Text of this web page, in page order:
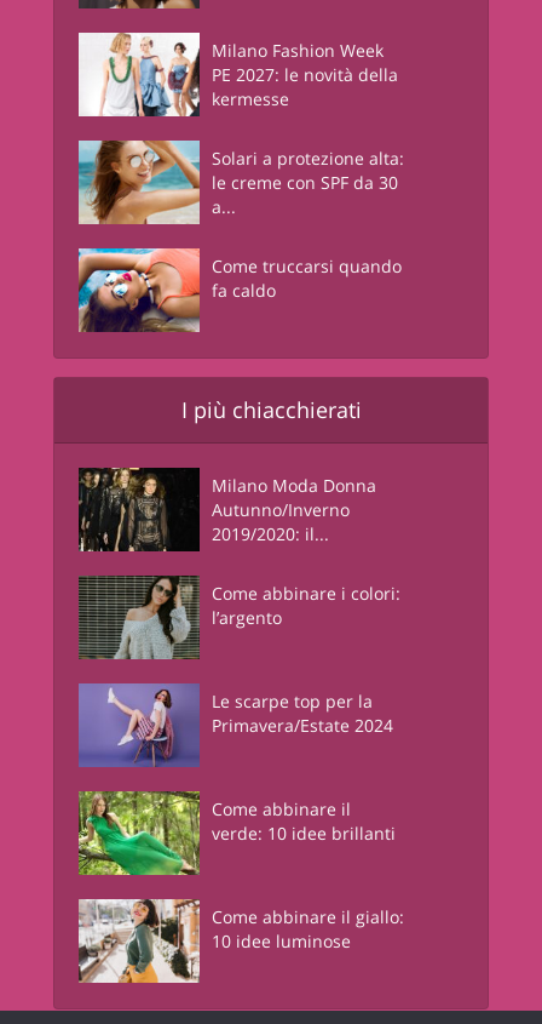
Milano Fashion Week
PE 2027: le novità della
kermesse
Solari a protezione alta:
le creme con SPF da 30
a...
Come truccarsi quando
fa caldo
I più chiacchierati
Milano Moda Donna
Autunno/Inverno
2019/2020: il...
Come abbinare i colori:
l’argento
Le scarpe top per la
Primavera/Estate 2024
Come abbinare il
verde: 10 idee brillanti
Come abbinare il giallo:
10 idee luminose